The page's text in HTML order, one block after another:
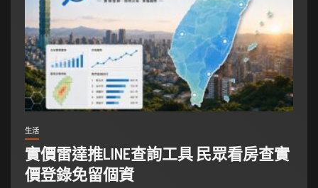
生活
實價雷達推LINE查詢工具 民眾看房查實
價登錄免留個資